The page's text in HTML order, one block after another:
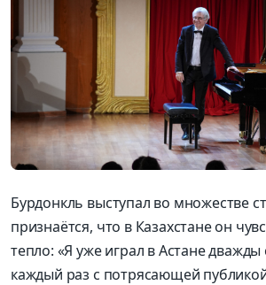
Бурдонкль выступал во множестве
признаётся, что в Казахстане он
тепло: «Я уже играл в Астане
каждый раз с потрясающей